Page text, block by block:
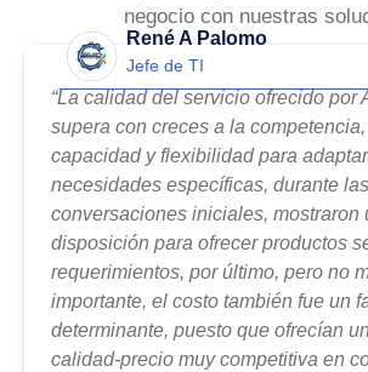
negocio con nuestras
René A Palomo
Jefe de TI
“La calidad del servicio ofrecido por
supera con creces a la
capacidad y flexibilidad para
necesidades específicas, durante las
conversaciones iniciales, mostraron
disposición para ofrecer productos
requerimientos, por último, pero no
importante, el costo también fue un
determinante, puesto que ofrecían
calidad-precio muy competitiva en